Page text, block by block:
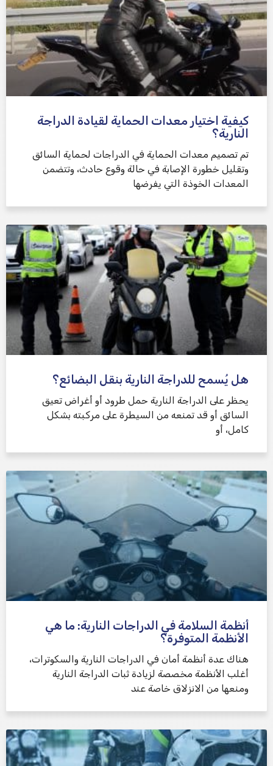
كيفية اختيار معدات الحماية لقيادة الدراجة
النارية؟
تم تصميم معدات الحماية في الدراجات لحماية السائق
وتقليل خطورة الإصابة في حالة وقوع حادث، وتتضمن
المعدات الخوذة التي يفرضها
هل يُسمح للدراجة النارية بنقل البضائع؟
يحظر على الدراجة النارية حمل طرود أو أغراض تعيق
السائق أو قد تمنعه من السيطرة على مركبته بشكل
كامل، أو
أنظمة السلامة في الدراجات النارية: ما هي
الأنظمة المتوفرة؟
هناك عدة أنظمة أمان في الدراجات النارية والسكوترات،
أغلب الأنظمة مخصصة لزيادة ثبات الدراجة النارية
ومنعها من الانزلاق خاصة عند